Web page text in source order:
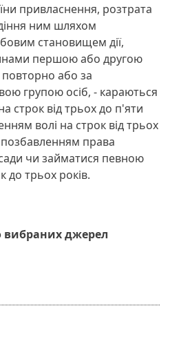
привласнення, розтрата
ним шляхом
становищем дії,
першою або другою
повторно або за
групою осіб, - караються
строк від трьох до п'яти
волі на строк від трьох
права
чи займатися певною
до трьох років.
вибраних джерел